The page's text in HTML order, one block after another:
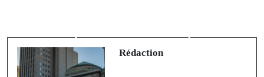
records
Rédaction